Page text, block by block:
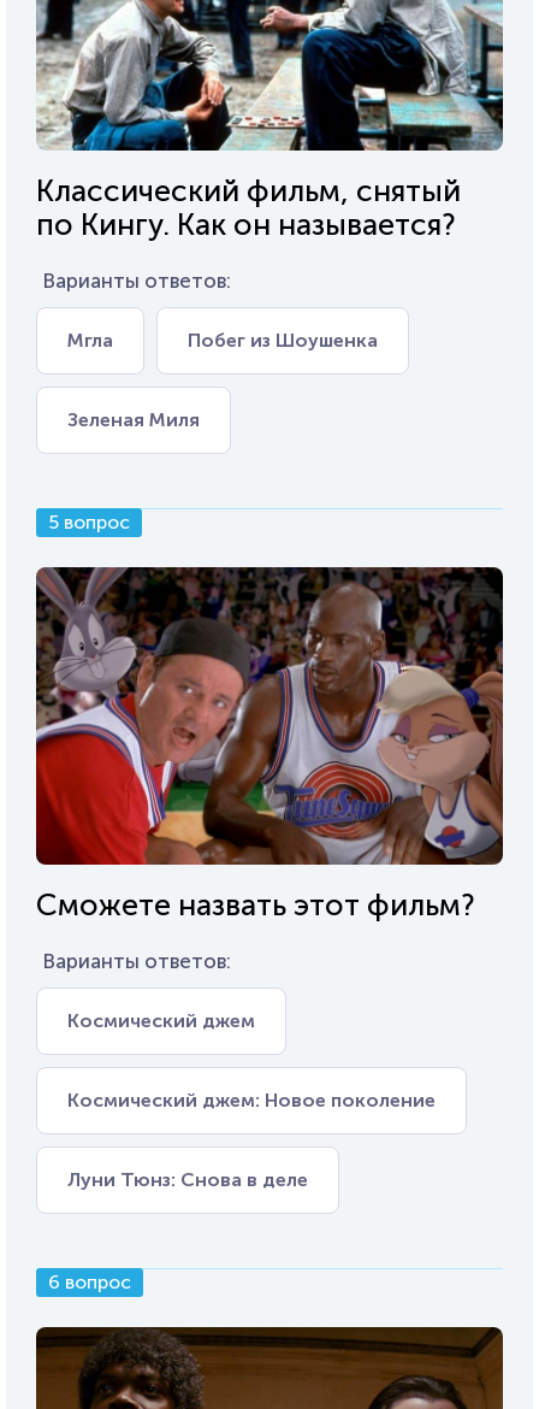
Классический фильм, снятый
по Кингу. Как он называется?
Варианты ответов:
Мгла Побег из Шоушенка
Зеленая Миля
5 вопрос
Сможете назвать этот фильм?
Варианты ответов:
Космический джем
Космический джем: Новое поколение
Луни Тюнз: Снова в деле
6 вопрос